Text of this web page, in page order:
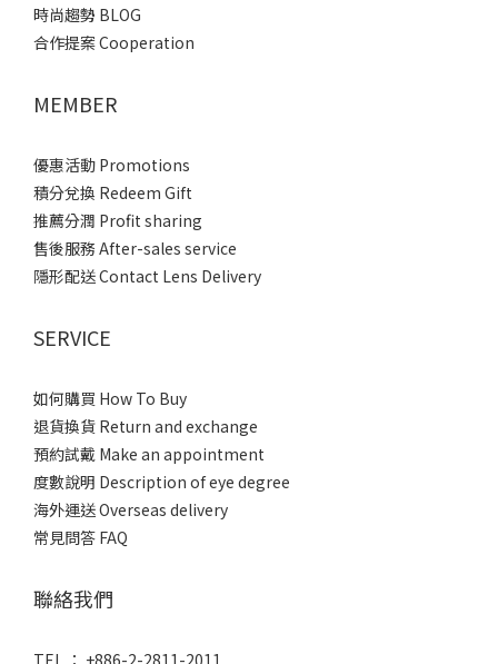
時尚趨勢 BLOG
合作提案 Cooperation
MEMBER
優惠活動 Promotions
積分兌換 Redeem Gift
推薦分潤 Profit sharing
售後服務 After-sales service
隱形配送 Contact Lens Delivery
SERVICE
如何購買 How To Buy
退貨換貨 Return and exchange
預約試戴 Make an appointment
度數說明 Description of eye degree
海外運送 Overseas delivery
常見問答 FAQ
聯絡我們
TEL ： +886-2-2811-2011